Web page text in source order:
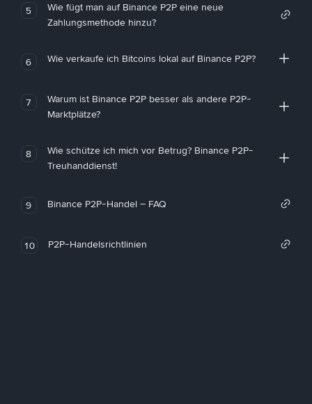
5
Wie fügt man auf Binance P2P eine neue
Zahlungsmethode hinzu?
6 Wie verkaufe ich Bitcoins lokal auf Binance P2P?
7
Warum ist Binance P2P besser als andere P2P-
Marktplätze?
8
Wie schütze ich mich vor Betrug? Binance P2P-
Treuhanddienst!
9 Binance P2P-Handel – FAQ
10 P2P-Handelsrichtlinien